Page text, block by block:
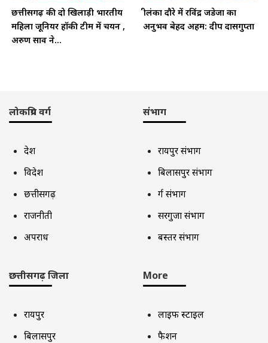
छत्तीसगढ़ की दो खिलाड़ी भारतीय
महिला जूनियर हॉकी टीम में चयन ,
अरुण साव ने...
श्रीलंका दौरे में रविंद्र जडेजा का
अनुभव बेहद अहम: दीप दासगुप्ता
लोकप्रिय वर्ग
देश
विदेश
छत्तीसगढ़
राजनीती
अपराध
संभाग
रायपुर संभाग
बिलासपुर संभाग
दुर्ग संभाग
सरगुजा संभाग
बस्तर संभाग
छत्तीसगढ़ जिला
रायपुर
बिलासपुर
More
लाइफ स्टाइल
फैशन